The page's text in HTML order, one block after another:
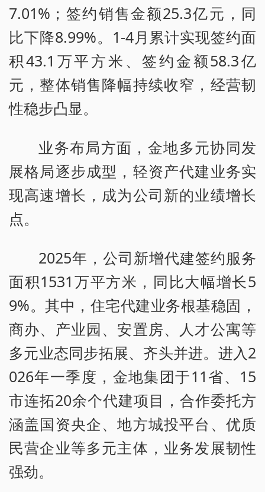
7.01%；签约销售金额25.3亿元，同
比下降8.99%。1-4月累计实现签约面
积43.1万平方米、签约金额58.3亿
元，整体销售降幅持续收窄，经营韧
性稳步凸显。
业务布局方面，金地多元协同发
展格局逐步成型，轻资产代建业务实
现高速增长，成为公司新的业绩增长
点。
2025年，公司新增代建签约服务
面积1531万平方米，同比大幅增长5
9%。其中，住宅代建业务根基稳固，
商办、产业园、安置房、人才公寓等
多元业态同步拓展、齐头并进。进入2
026年一季度，金地集团于11省、15
市连拓20余个代建项目，合作委托方
涵盖国资央企、地方城投平台、优质
民营企业等多元主体，业务发展韧性
强劲。